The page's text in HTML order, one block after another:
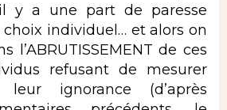
y a une part de paresse
individuel… et alors on
l’ABRUTISSEMENT de ces
refusant de mesurer
leur ignorance (d’après